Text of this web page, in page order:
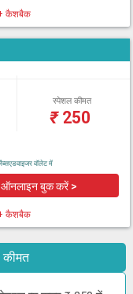
कैशबैक
स्पेशल कीमत
₹250
वॉलेट में
ऑनलाइन बुक करें >
कैशबैक
कीमत